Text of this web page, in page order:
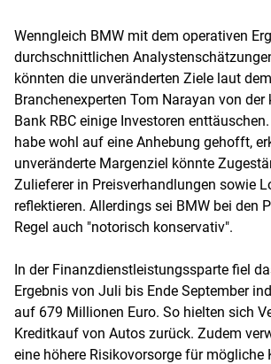
Wenngleich BMW mit dem operativen
durchschnittlichen
könnten die unveränderten Ziele laut dem
Branchenexperten Tom Narayan von der
Bank RBC einige Investoren
habe wohl auf eine Anhebung gehofft,
unveränderte Margenziel könnte
Zulieferer in Preisverhandlungen sowie
reflektieren. Allerdings sei BMW bei den
Regel auch "notorisch konservativ".
In der Finanzdienstleistungssparte fiel
Ergebnis von Juli bis Ende September
auf 679 Millionen Euro. So hielten sich
Kreditkauf von Autos zurück. Zudem
eine höhere Risikovorsorge für mögliche